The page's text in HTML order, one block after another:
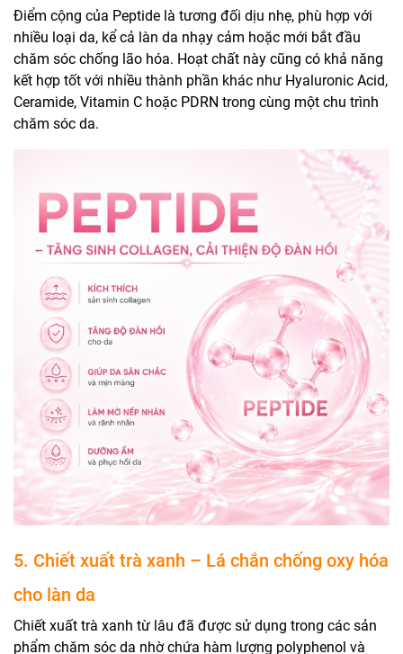
Điểm cộng của Peptide là tương đối dịu nhẹ, phù hợp với
nhiều loại da, kể cả làn da nhạy cảm hoặc mới bắt đầu
chăm sóc chống lão hóa. Hoạt chất này cũng có khả năng
kết hợp tốt với nhiều thành phần khác như Hyaluronic Acid,
Ceramide, Vitamin C hoặc PDRN trong cùng một chu trình
chăm sóc da.
5. Chiết xuất trà xanh – Lá chắn chống oxy hóa
cho làn da
Chiết xuất trà xanh từ lâu đã được sử dụng trong các sản
phẩm chăm sóc da nhờ chứa hàm lượng polyphenol và